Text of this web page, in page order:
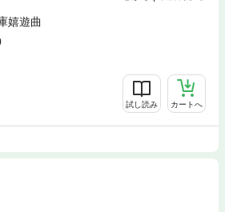
嬉遊曲
試し読み カートへ